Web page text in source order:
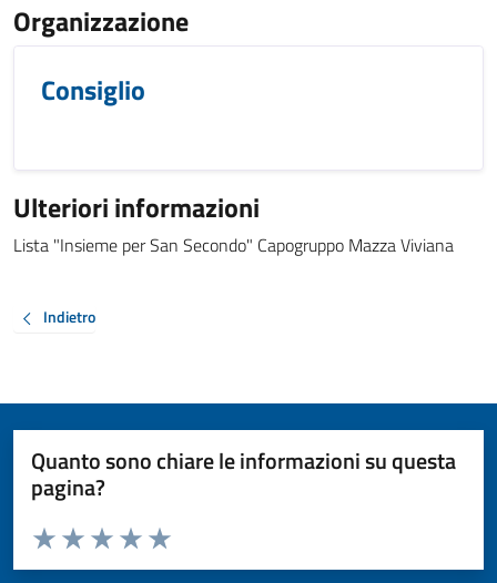
Organizzazione
Consiglio
Ulteriori informazioni
Lista "Insieme per San Secondo" Capogruppo Mazza Viviana
Indietro
Quanto sono chiare le informazioni su questa
pagina?
Valuta da 1 a 5 stelle la pagina
Valuta 5 stelle su 5
Valuta 4 stelle su 5
Valuta 3 stelle su 5
Valuta 2 stelle su 5
Valuta 1 stelle su 5